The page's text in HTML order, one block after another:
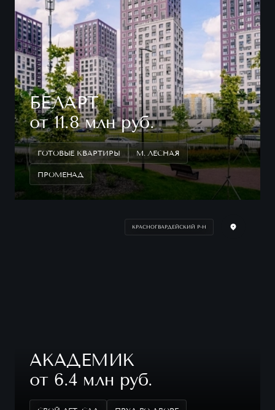
БЕЛАРТ
от 11.8 млн руб.
ГОТОВЫЕ КВАРТИРЫ М. ЛЕСНАЯ
ПРОМЕНАД
КРАСНОГВАРДЕЙСКИЙ Р-Н
АКАДЕМИК
от 6.4 млн руб.